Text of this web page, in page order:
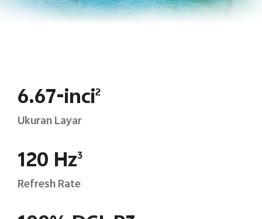
6.67-inci2
Ukuran Layar
120 Hz3
Refresh Rate